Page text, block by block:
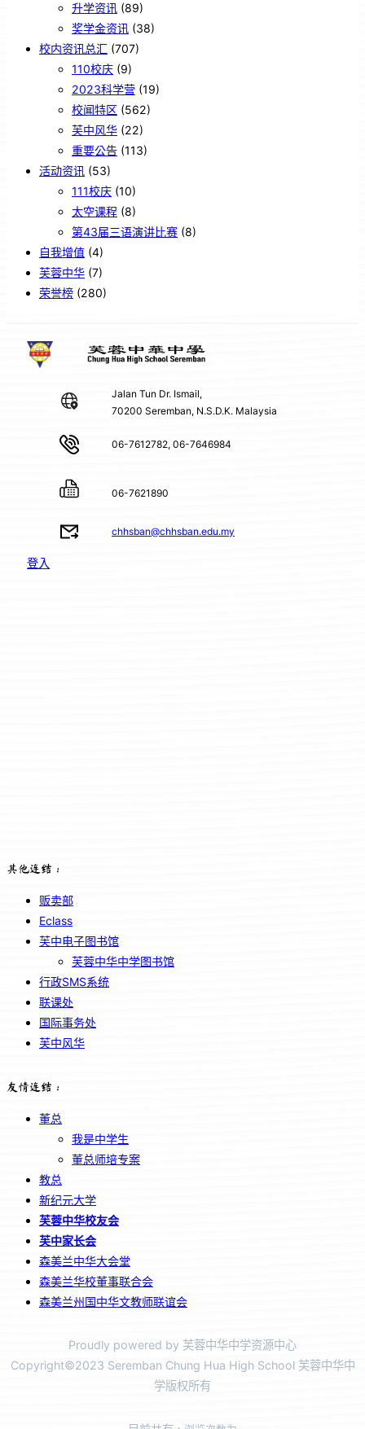
升学资讯 (89)
奖学金资讯 (38)
校内资讯总汇 (707)
110校庆 (9)
2023科学营 (19)
校闻特区 (562)
芙中风华 (22)
重要公告 (113)
活动资讯 (53)
111校庆 (10)
太空课程 (8)
第43届三语演讲比赛 (8)
自我增值 (4)
芙蓉中华 (7)
荣誉榜 (280)
Jalan Tun Dr. Ismail,
70200 Seremban, N.S.D.K. Malaysia
06-7612782, 06-7646984
06-7621890
chhsban@chhsban.edu.my
登入
其他连结：
贩卖部
Eclass
芙中电子图书馆
芙蓉中华中学图书馆
行政SMS系统
联课处
国际事务处
芙中风华
友情连结：
董总
我是中学生
董总师培专案
教总
新纪元大学
芙蓉中华校友会
芙中家长会
森美兰中华大会堂
森美兰华校董事联合会
森美兰州国中华文教师联谊会
Proudly powered by 芙蓉中华中学资源中心
Copyright©2023 Seremban Chung Hua High School 芙蓉中华中
学版权所有